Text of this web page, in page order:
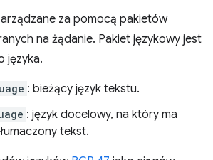
za pomocą pakietów
na żądanie. Pakiet językowy jest
języka.
: bieżący język tekstu.
: język docelowy, na który ma
tekst.